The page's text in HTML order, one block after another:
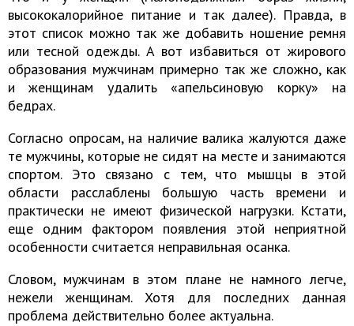
высококалорийное питание и так далее). Правда, в
этот список можно так же добавить ношение ремня
или тесной одежды. А вот избавиться от жирового
образования мужчинам примерно так же сложно, как
и женщинам удалить «апельсиновую корку» на
бедрах.
Согласно опросам, на наличие валика жалуются даже
те мужчины, которые не сидят на месте и занимаются
спортом. Это связано с тем, что мышцы в этой
области расслаблены большую часть времени и
практически не имеют физической нагрузки. Кстати,
еще одним фактором появления этой неприятной
особенности считается неправильная осанка.
Словом, мужчинам в этом плане не намного легче,
нежели женщинам. Хотя для последних данная
проблема действительно более актуальна.